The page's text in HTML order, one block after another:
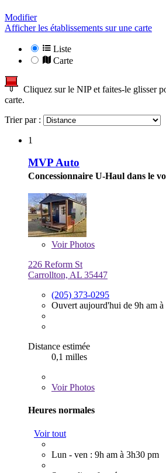
Modifier
Afficher les établissements sur une carte
Liste
Carte
Cliquez sur le NIP et faites-le glisser
carte.
Trier par :
1
MVP Auto
Concessionnaire U-Haul dans le
VoirPhotos
226 Reform St
Carrollton, AL 35447
(205) 373-0295
Ouvert aujourd'hui de 9h am
Distance estimée
0,1 milles
VoirPhotos
Heures normales
Voir tout
Lun - ven : 9h am à 3h30 pm